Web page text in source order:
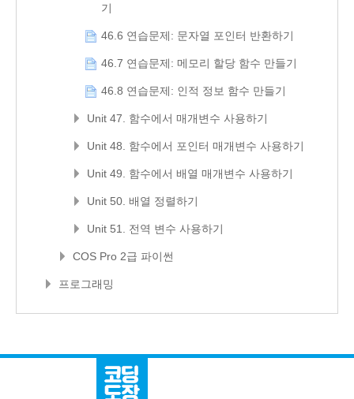
기
46.6 연습문제: 문자열 포인터 반환하기
46.7 연습문제: 메모리 할당 함수 만들기
46.8 연습문제: 인적 정보 함수 만들기
Unit 47. 함수에서 매개변수 사용하기
Unit 48. 함수에서 포인터 매개변수 사용하기
Unit 49. 함수에서 배열 매개변수 사용하기
Unit 50. 배열 정렬하기
Unit 51. 전역 변수 사용하기
COS Pro 2급 파이썬
프로그래밍